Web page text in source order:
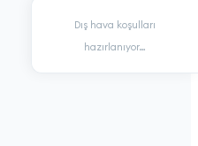
Dış hava koşulları
hazırlanıyor…